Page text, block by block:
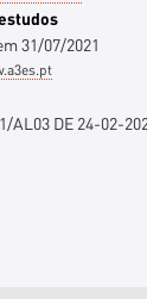
31/07/2021
AL03 DE 24-02-